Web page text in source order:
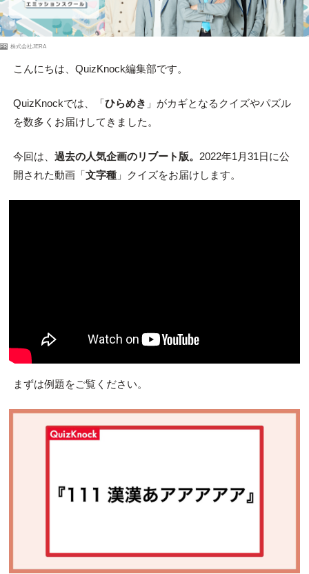
PR 株式会社JERA
こんにちは、QuizKnock編集部です。
QuizKnockでは、「ひらめき 」がカギとなるクイズやパズル
を数多くお届けしてきました。
今回は、 過去の人気企画のリブート版。 2022年1月31日に公
開された動画「文字種」クイズをお届けします。
まずは例題をご覧ください。